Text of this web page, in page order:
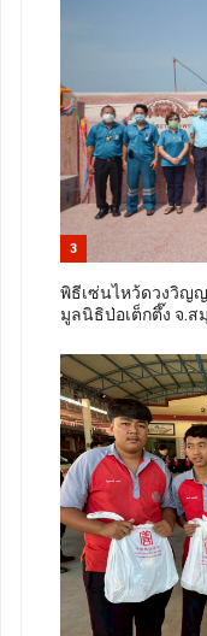
3
พิธีเซ่นไหว้ดวงวิญ
มูลนิธิป่อเต็กตึ๊ง จ.ส